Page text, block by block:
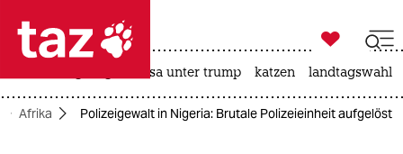
 taz zahl ich
taz zahl ich

taz zahl ich
usa unter trump katzen landtagswahl
Afrika Polizeigewalt in Nigeria: Brutale Polizeieinheit aufgelöst